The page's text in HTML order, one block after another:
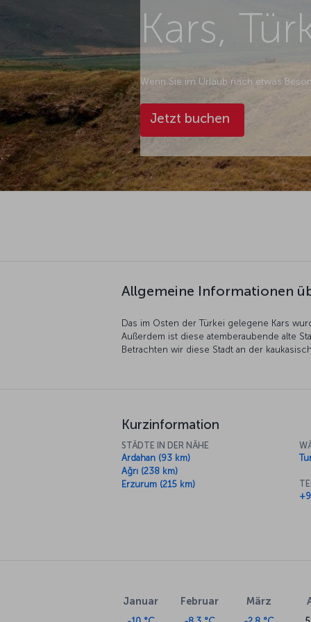
Kars,
Wenn Sie im Urlaub nach etwas
Jetzt buchen
Allgemeine Informationen
Das im Osten der Türkei gelegene Kars
Außerdem ist diese atemberaubende alte
Betrachten wir diese Stadt an der
Kurzinformation
STÄDTE IN DER NÄHE
Ardahan (93 km)
Ağrı (238 km)
Erzurum (215 km)
Januar Februar März